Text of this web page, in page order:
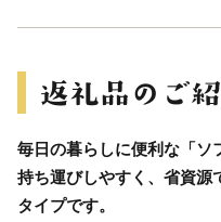
毎日の暮らしに便利な「ソ
持ち運びしやすく、省資源
タイプです。